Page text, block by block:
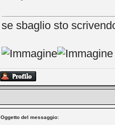
se sbaglio sto
Oggetto del messaggio: